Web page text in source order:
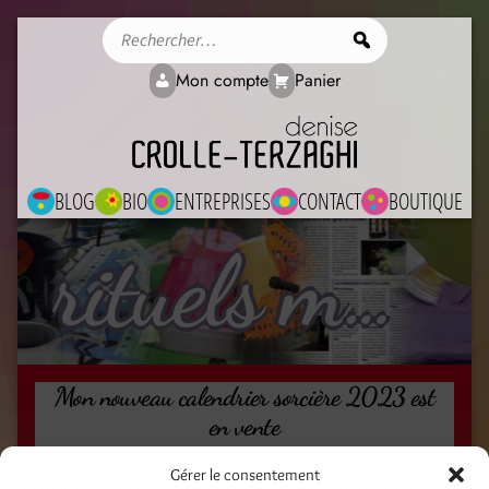
Gérer le consentement
BLOG BIO ENTREPRISES CONTACT BOUTIQUE
Mon compte Panier
rituels magiques
Mon nouveau calendrier sorcière 2023 est
en vente